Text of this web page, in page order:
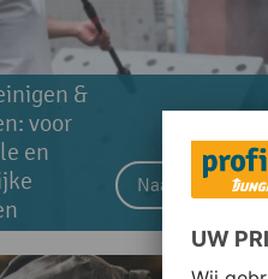
&
voor
en
Naar het artikel